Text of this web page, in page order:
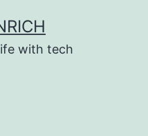
with tech